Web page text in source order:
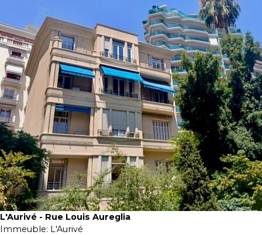
L'Aurivé - Rue Louis Aureglia
Immeuble: L'Aurivé